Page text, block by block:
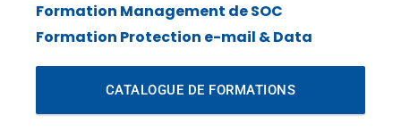
Formation Management de SOC
Formation Protection e-mail & Data
CATALOGUE DE FORMATIONS